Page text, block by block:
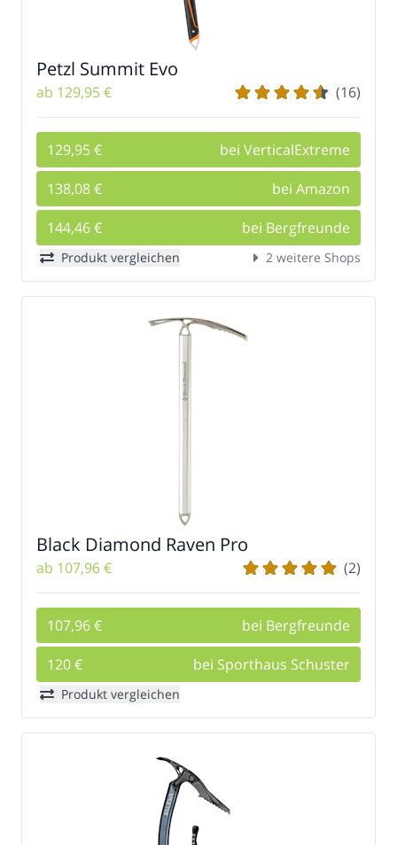
Petzl Summit Evo
ab 129,95 € (16)
129,95 €
bei VerticalExtreme
138,08 €
bei Amazon
144,46 €
bei Bergfreunde
Produkt vergleichen 2 weitere Shops
Black Diamond Raven Pro
ab 107,96 € (2)
107,96 €
bei Bergfreunde
120 €
bei Sporthaus Schuster
Produkt vergleichen